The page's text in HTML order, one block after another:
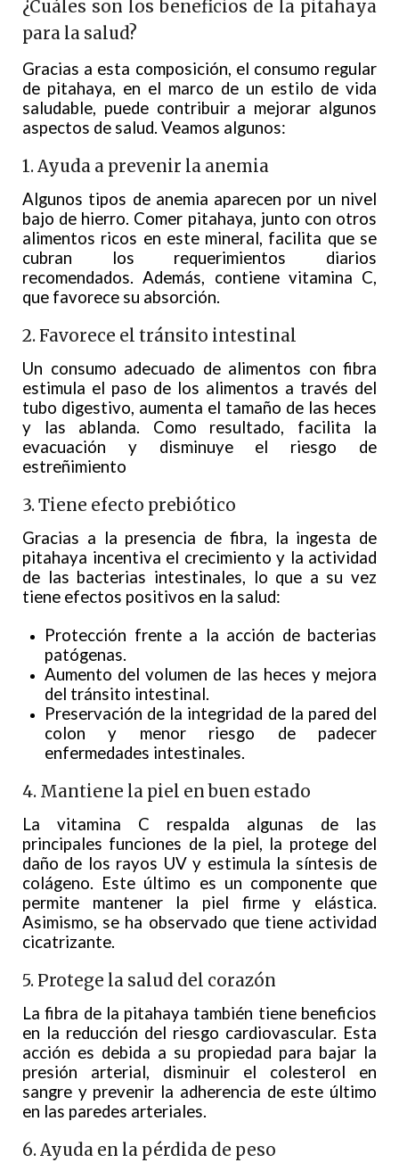
¿Cuáles son los beneficios de la pitahaya
para la salud?
Gracias a esta composición, el consumo regular
de pitahaya, en el marco de un estilo de vida
saludable, puede contribuir a mejorar algunos
aspectos de salud. Veamos algunos:
1. Ayuda a prevenir la anemia
Algunos tipos de anemia aparecen por un nivel
bajo de hierro. Comer pitahaya, junto con otros
alimentos ricos en este mineral, facilita que se
cubran los requerimientos diarios
recomendados. Además, contiene vitamina C,
que favorece su absorción.
2. Favorece el tránsito intestinal
Un consumo adecuado de alimentos con fibra
estimula el paso de los alimentos a través del
tubo digestivo, aumenta el tamaño de las heces
y las ablanda. Como resultado, facilita la
evacuación y disminuye el riesgo de
estreñimiento
3. Tiene efecto prebiótico
Gracias a la presencia de fibra, la ingesta de
pitahaya incentiva el crecimiento y la actividad
de las bacterias intestinales, lo que a su vez
tiene efectos positivos en la salud:
Protección frente a la acción de bacterias
patógenas.
Aumento del volumen de las heces y mejora
del tránsito intestinal.
Preservación de la integridad de la pared del
colon y menor riesgo de padecer
enfermedades intestinales.
4. Mantiene la piel en buen estado
La vitamina C respalda algunas de las
principales funciones de la piel, la protege del
daño de los rayos UV y estimula la síntesis de
colágeno. Este último es un componente que
permite mantener la piel firme y elástica.
Asimismo, se ha observado que tiene actividad
cicatrizante.
5. Protege la salud del corazón
La fibra de la pitahaya también tiene beneficios
en la reducción del riesgo cardiovascular. Esta
acción es debida a su propiedad para bajar la
presión arterial, disminuir el colesterol en
sangre y prevenir la adherencia de este último
en las paredes arteriales.
6. Ayuda en la pérdida de peso